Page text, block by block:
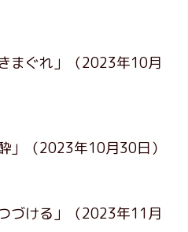
まぐれ」
（2023年10月
」 （2023年10月30日）
づける」
（2023年11月